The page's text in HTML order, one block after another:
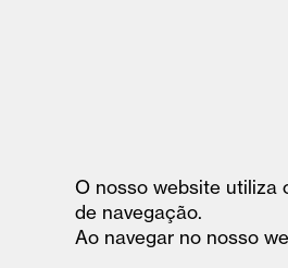
O nosso website utiliza
de navegação.
Ao navegar no nosso